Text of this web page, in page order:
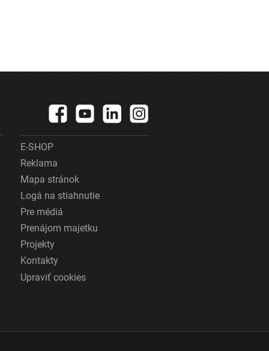
E-SHOP
Reklama
Mapa stránok
Logá na stiahnutie
Pre médiá
Prenájom majetku
Projekty
Kontakty
Upraviť cookies